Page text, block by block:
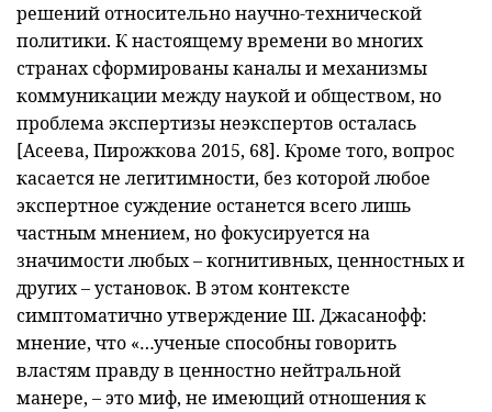
решений относительно научно-технической
политики. К настоящему времени во многих
странах сформированы каналы и механизмы
коммуникации между наукой и обществом, но
проблема экспертизы неэкспертов осталась
[Асеева, Пирожкова 2015, 68]. Кроме того, вопрос
касается не легитимности, без которой любое
экспертное суждение останется всего лишь
частным мнением, но фокусируется на
значимости любых – когнитивных, ценностных и
других – установок. В этом контексте
симптоматично утверждение Ш. Джасанофф:
мнение, что «…ученые способны говорить
властям правду в ценностно нейтральной
манере, – это миф, не имеющий отношения к